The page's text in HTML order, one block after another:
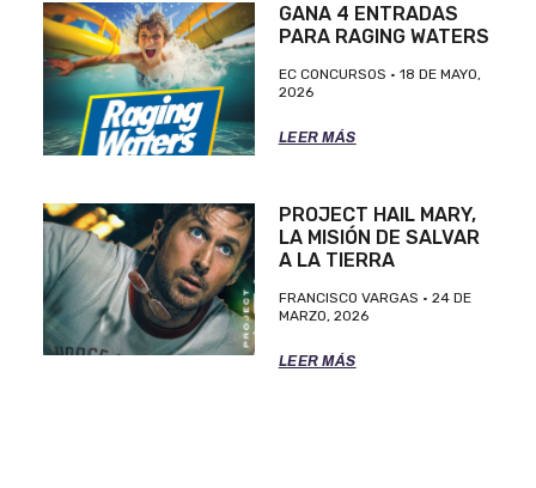
GANA 4 ENTRADAS
PARA RAGING WATERS
EC CONCURSOS
18 DE MAYO,
2026
LEER MÁS
PROJECT HAIL MARY,
LA MISIÓN DE SALVAR
A LA TIERRA
FRANCISCO VARGAS
24 DE
MARZO, 2026
LEER MÁS